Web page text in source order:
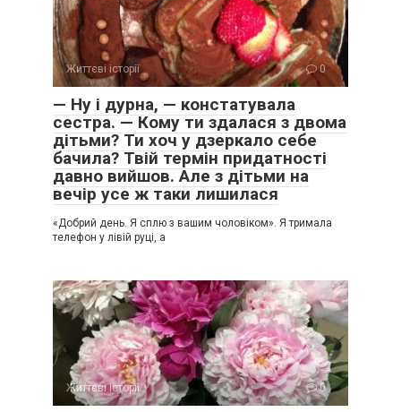
Життєві історії 0
— Ну і дурна, — констатувала
сестра. — Кому ти здалася з двома
дітьми? Ти хоч у дзеркало себе
бачила? Твій термін придатності
давно вийшов. Але з дітьми на
вечір усе ж таки лишилася
«Добрий день. Я сплю з вашим чоловіком». Я тримала
телефон у лівій руці, а
Життєві історії 0